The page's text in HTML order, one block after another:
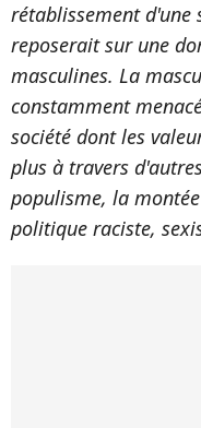
rétablissement
reposerait sur une
masculines. La
constamment
société dont les
plus à travers
populisme, la
politique raciste,